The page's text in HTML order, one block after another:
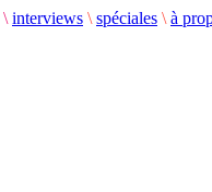
\ interviews \ spéciales \ à